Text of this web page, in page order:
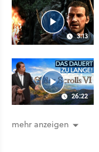
3:13
26:22
mehr anzeigen